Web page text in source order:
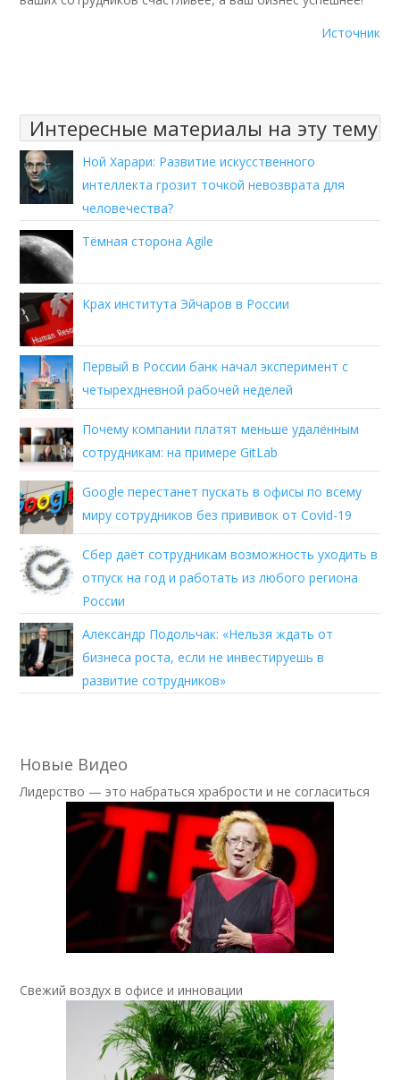
Источник
Интересные материалы на эту тему
Ной Харари: Развитие искусственного
интеллекта грозит точкой невозврата для
человечества?
Тёмная сторона Agile
Крах института Эйчаров в России
Первый в России банк начал эксперимент с
четырехдневной рабочей неделей
Почему компании платят меньше удалённым
сотрудникам: на примере GitLab
Google перестанет пускать в офисы по всему
миру сотрудников без прививок от Covid-19
Сбер даёт сотрудникам возможность уходить в
отпуск на год и работать из любого региона
России
Александр Подольчак: «Нельзя ждать от
бизнеса роста, если не инвестируешь в
развитие сотрудников»
Новые Видео
Лидерство — это набраться храбрости и не согласиться
Свежий воздух в офисе и инновации